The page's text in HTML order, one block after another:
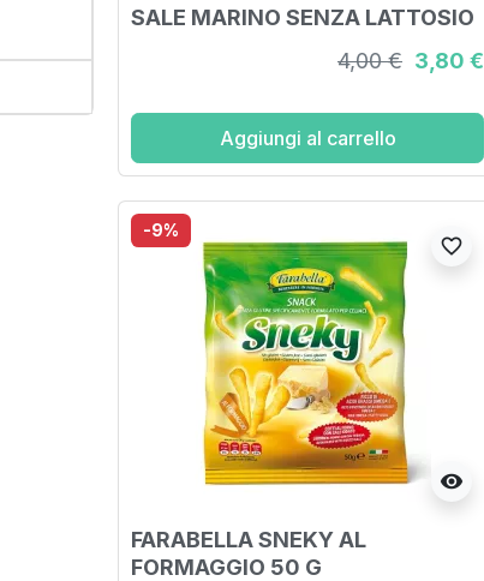
SALE MARINO SENZA LATTOSIO
4,00 € 3,80 €
Aggiungi al carrello
-9%
visibility
favorite_border
FARABELLA SNEKY AL
FORMAGGIO 50 G